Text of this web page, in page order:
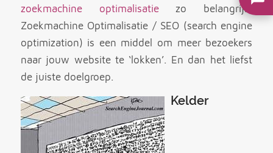
zoekmachine optimalisatiezo belangrijk.
Zoekmachine Optimalisatie / SEO (search engine
optimization) is een middel om meer bezoekers
naar jouw website te ‘lokken’. En dan het liefst
de juiste doelgroep.
Kelder